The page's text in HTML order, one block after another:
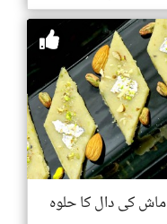
ماش کی دال کا حلوہ